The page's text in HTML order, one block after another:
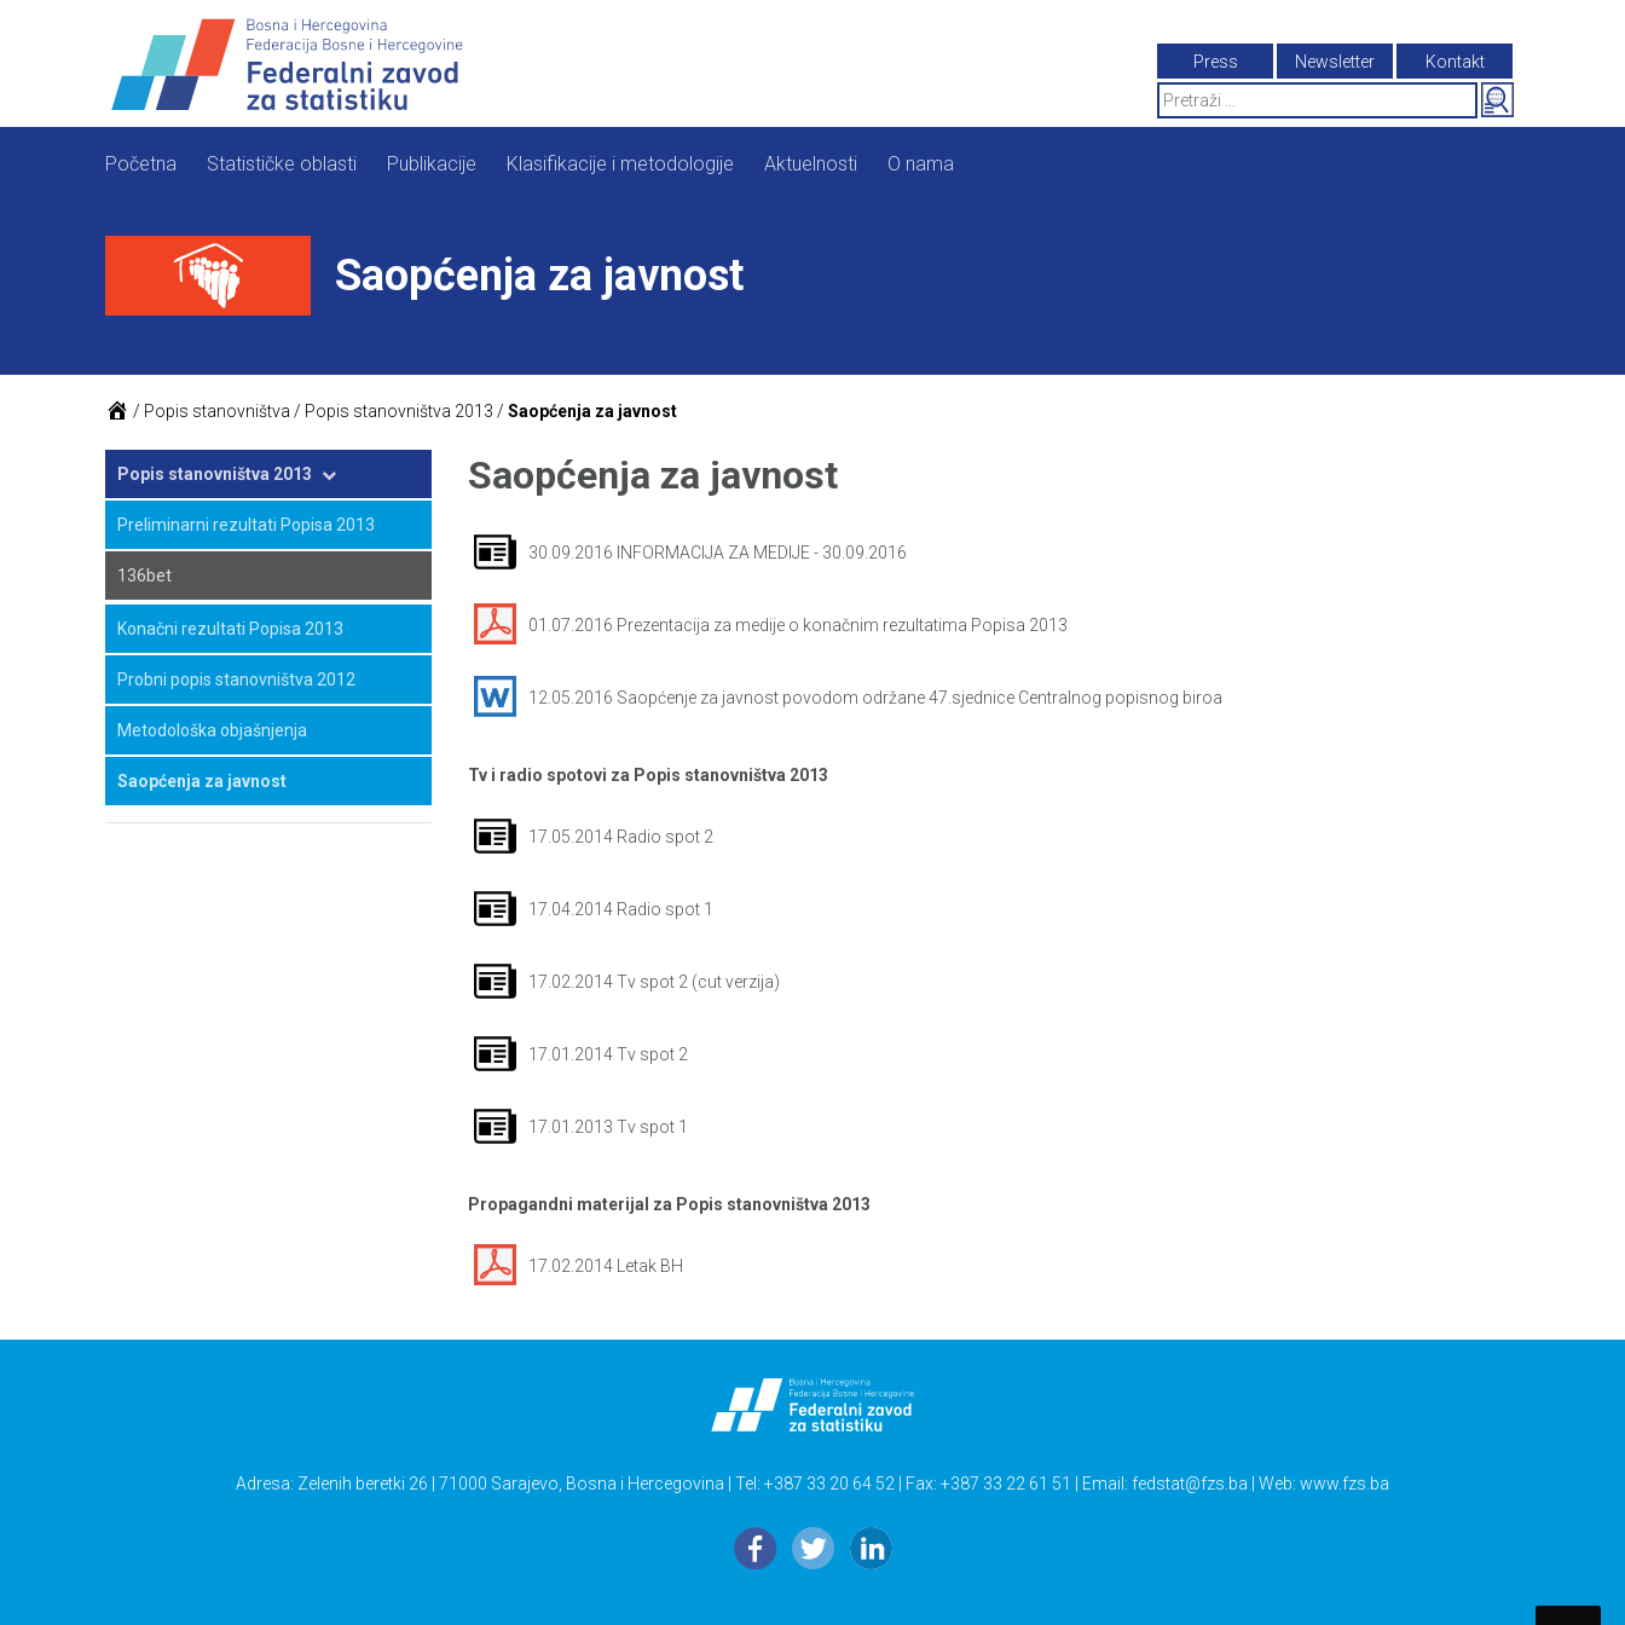
Press Newsletter
Kontakt
Search
for:
Početna Statističke oblasti Publikacije Klasifikacije i metodologije Aktuelnosti O nama
Saopćenja za javnost
/ Popis stanovništva / Popis stanovništva 2013 / Saopćenja za javnost
Popis stanovništva 2013
Preliminarni rezultati Popisa 2013
136bet
Konačni rezultati Popisa 2013
Probni popis stanovništva 2012
Metodološka objašnjenja
Saopćenja za javnost
Saopćenja za javnost
30.09.2016 INFORMACIJA ZA MEDIJE - 30.09.2016
01.07.2016 Prezentacija za medije o konačnim rezultatima Popisa 2013
12.05.2016 Saopćenje za javnost povodom održane 47.sjednice Centralnog popisnog biroa
Tv i radio spotovi za Popis stanovništva 2013
17.05.2014 Radio spot 2
17.04.2014 Radio spot 1
17.02.2014 Tv spot 2 (cut verzija)
17.01.2014 Tv spot 2
17.01.2013 Tv spot 1
Propagandni materijal za Popis stanovništva 2013
17.02.2014 Letak BH
Adresa: Zelenih beretki 26 | 71000 Sarajevo, Bosna i Hercegovina | Tel: +387 33 20 64 52 | Fax: +387 33 22 61 51 | Email: fedstat@fzs.ba | Web: www.fzs.ba